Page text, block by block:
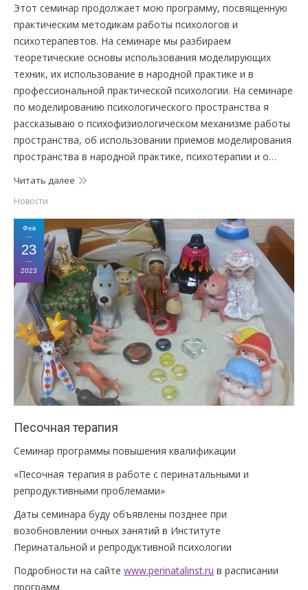
Этот семинар продолжает мою программу, посвященную
практическим методикам работы психологов и
психотерапевтов. На семинаре мы разбираем
теоретические основы использования моделирующих
техник, их использование в народной практике и в
профессиональной практической психологии. На семинаре
по моделированию психологического пространства я
рассказываю о психофизиологическом механизме работы
пространства, об использовании приемов моделирования
пространства в народной практике, психотерапии и о…
Читать далее
Новости
Фев
23
2023
Песочная терапия
Семинар программы повышения квалификации
«Песочная терапия в работе с перинатальными и
репродуктивными проблемами»
Даты семинара буду объявлены позднее при
возобновлении очных занятий в Институте
Перинатальной и репродуктивной психологии
Подробности на сайте www.perinatalinst.ru в расписании
программ